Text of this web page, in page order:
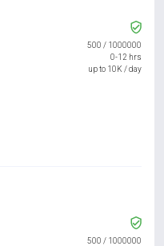
500 / 1000000
0-12 hrs
up to 10K / day
500 / 1000000